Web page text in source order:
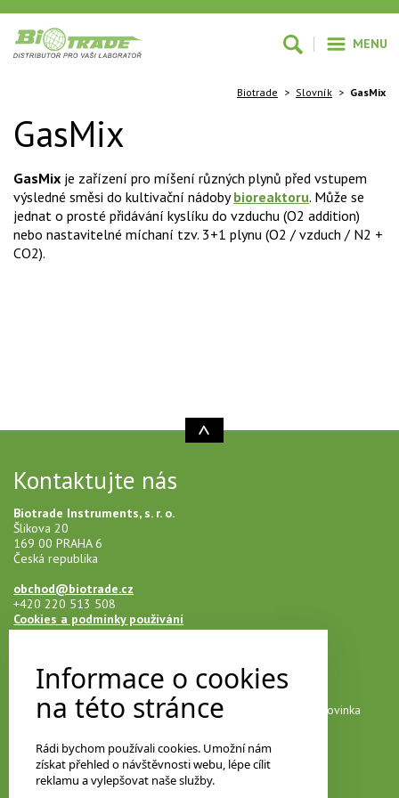
MENU
Biotrade > Slovník > GasMix
GasMix
GasMix je zařízení pro míšení různých plynů před vstupem
výsledné směsi do kultivační nádobybioreaktoru. Může se
jednat o prosté přidávání kyslíku do vzduchu (O2 addition)
nebo nastavitelné míchaní tzv. 3+1 plynu (O2 / vzduch / N2 +
CO2).
Kontaktujte nás
Biotrade Instruments, s. r. o.
Šlikova 20
169 00 PRAHA 6
Česká republika
obchod@biotrade.cz
+420 220 513 508
Cookies a podmínky používání
Novinky na e-mail
Přihlašte se k našemu newsletteru a neunikne vám žádná novinka
Vyberte si odebírané kategorie
Informace o cookies
na této stránce
Rádi bychom používali cookies. Umožní nám
získat přehled o návštěvnosti webu, lépe cílit
reklamu a vylepšovat naše služby.